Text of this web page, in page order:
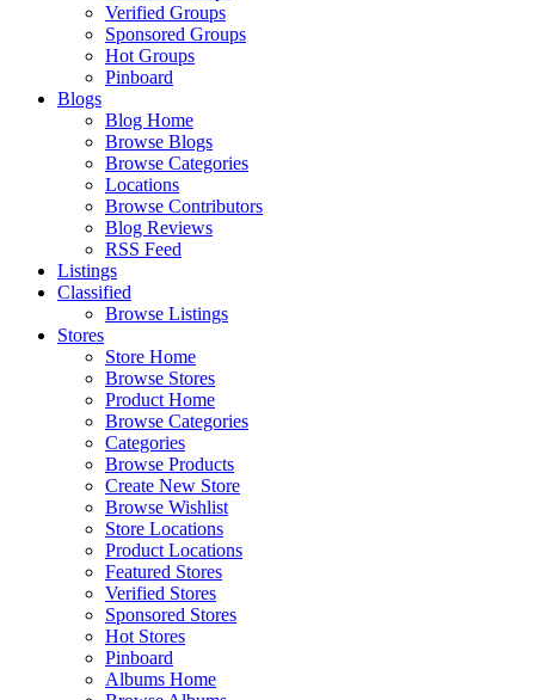
Verified Groups
Sponsored Groups
Hot Groups
Pinboard
Blogs
Blog Home
Browse Blogs
Browse Categories
Locations
Browse Contributors
Blog Reviews
RSS Feed
Listings
Classified
Browse Listings
Stores
Store Home
Browse Stores
Product Home
Browse Categories
Categories
Browse Products
Create New Store
Browse Wishlist
Store Locations
Product Locations
Featured Stores
Verified Stores
Sponsored Stores
Hot Stores
Pinboard
Albums Home